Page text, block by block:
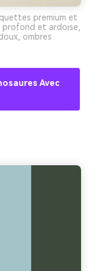
premium et
profond et ardoise,
ombres
Avec